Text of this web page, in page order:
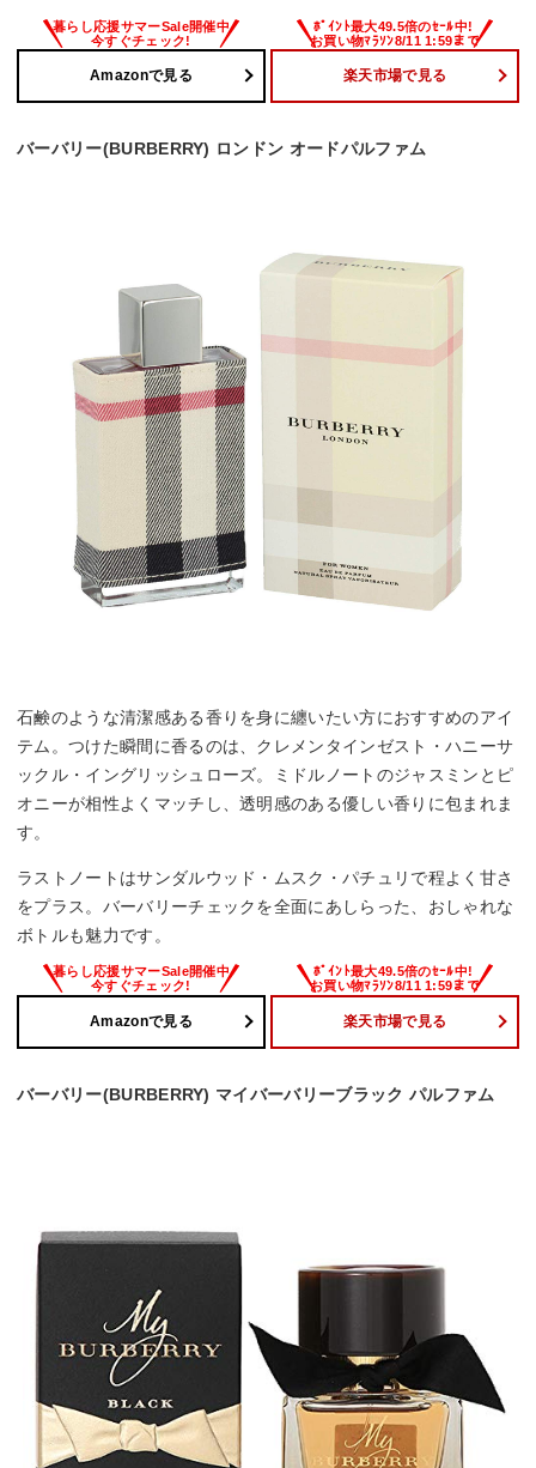
Amazonで見る 楽天市場で見る
バーバリー(BURBERRY) ロンドン オードパルファム
石鹸のような清潔感ある香りを身に纏いたい方におすすめのアイ
テム。つけた瞬間に香るのは、クレメンタインゼスト・ハニーサ
ックル・イングリッシュローズ。ミドルノートのジャスミンとピ
オニーが相性よくマッチし、透明感のある優しい香りに包まれま
す。
ラストノートはサンダルウッド・ムスク・パチュリで程よく甘さ
をプラス。バーバリーチェックを全面にあしらった、おしゃれな
ボトルも魅力です。
Amazonで見る 楽天市場で見る
バーバリー(BURBERRY) マイバーバリーブラック パルファム